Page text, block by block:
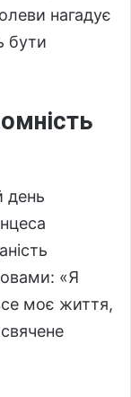
нагадує
бути
день
«Я
моє життя,